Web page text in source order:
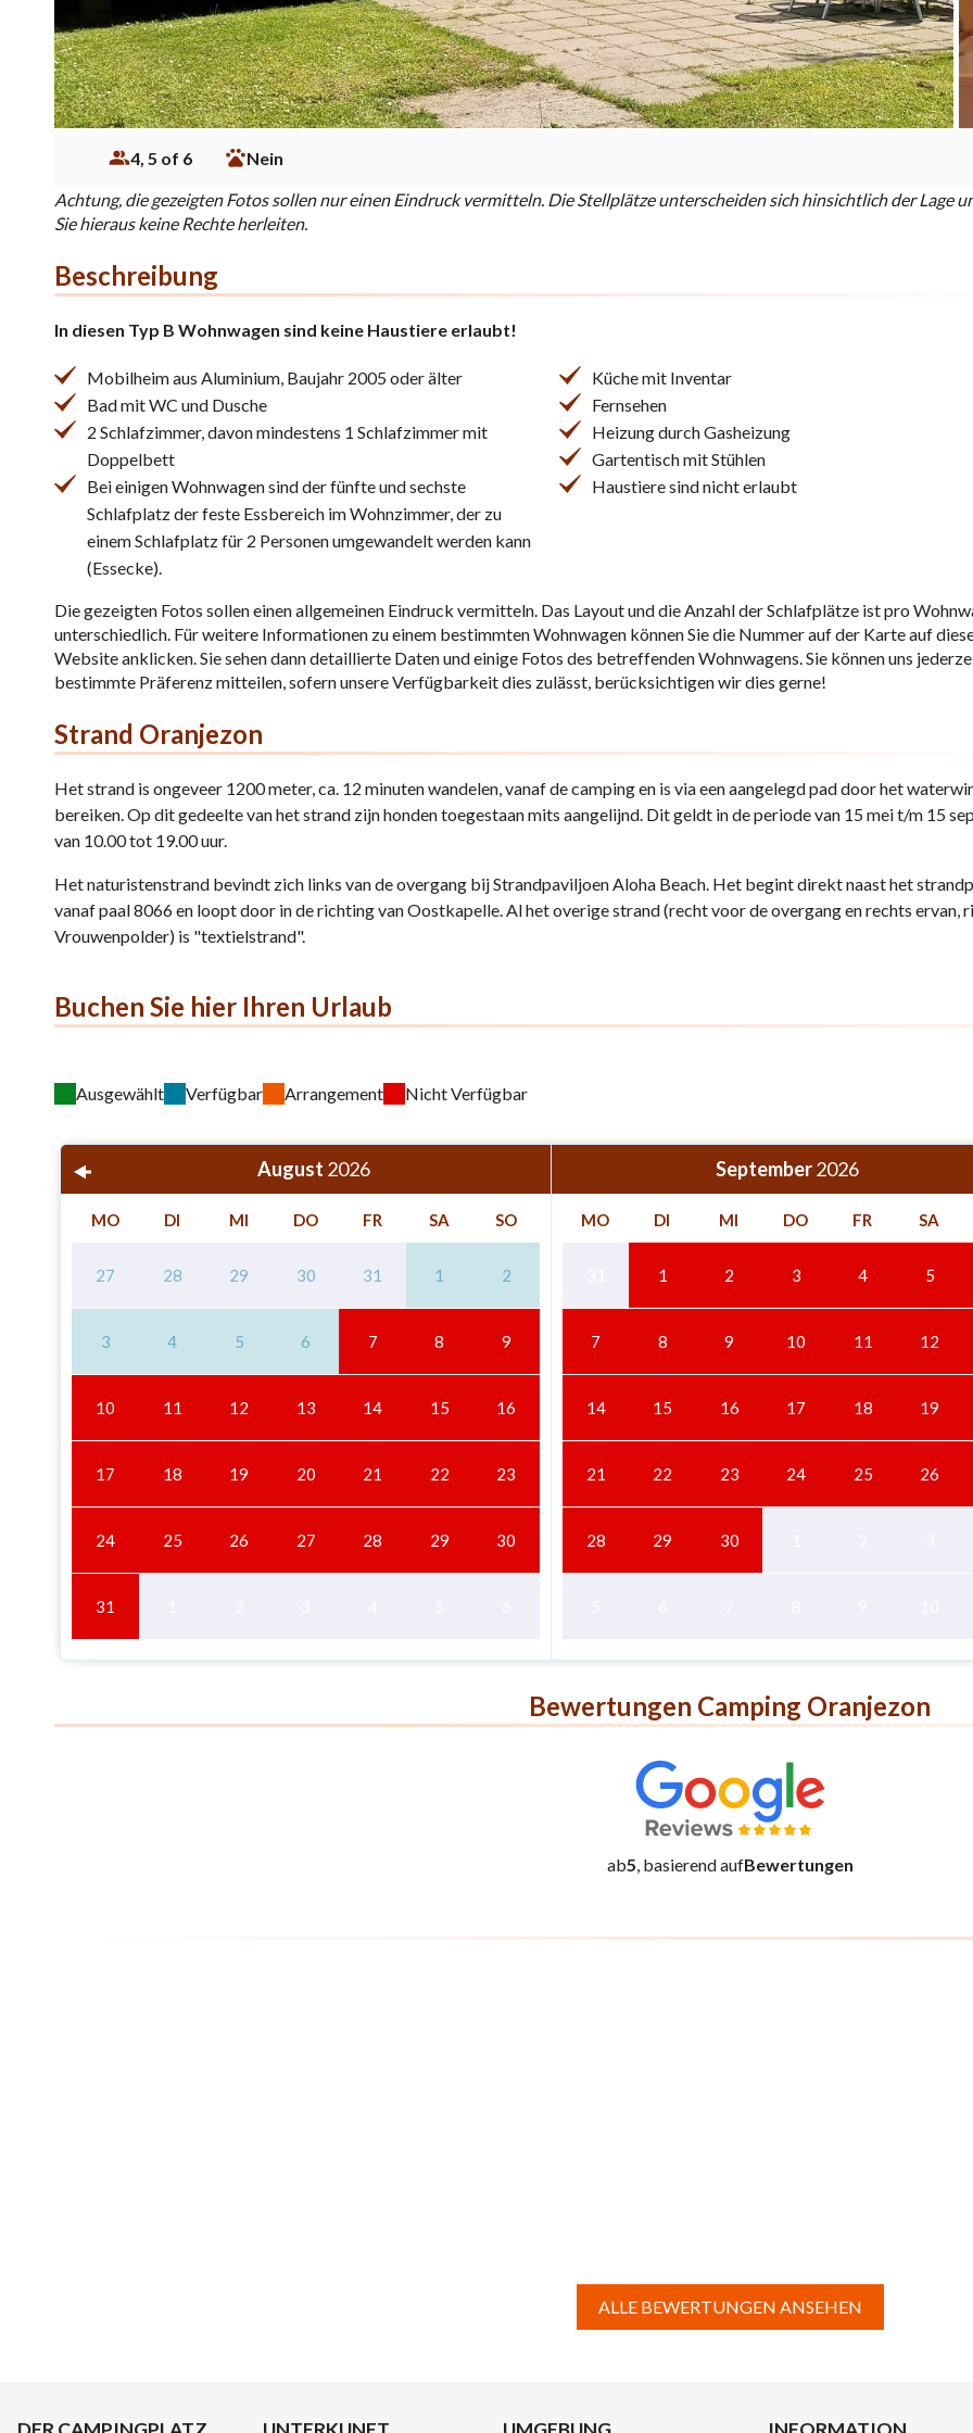
4, 5 of 6
Nein
Achtung, die gezeigten Fotos sollen nur einen Eindruck vermitteln. Die Stellplätze unterscheiden sich hinsichtlich der Lage
Sie hieraus keine Rechte herleiten.
Beschreibung
In diesen Typ B Wohnwagen sind keine Haustiere erlaubt!
Mobilheim aus Aluminium, Baujahr 2005 oder älter
Bad mit WC und Dusche
2 Schlafzimmer, davon mindestens 1 Schlafzimmer mit
Doppelbett
Bei einigen Wohnwagen sind der fünfte und sechste
Schlafplatz der feste Essbereich im Wohnzimmer, der zu
einem Schlafplatz für 2 Personen umgewandelt werden kann
(Essecke).
Küche mit Inventar
Fernsehen
Heizung durch Gasheizung
Gartentisch mit Stühlen
Haustiere sind nicht erlaubt
Die gezeigten Fotos sollen einen allgemeinen Eindruck vermitteln. Das Layout und die Anzahl der Schlafplätze ist pro
unterschiedlich. Für weitere Informationen zu einem bestimmten Wohnwagen können Sie die Nummer auf der Karte auf
Website anklicken. Sie sehen dann detaillierte Daten und einige Fotos des betreffenden Wohnwagens. Sie können uns
bestimmte Präferenz mitteilen, sofern unsere Verfügbarkeit dies zulässt, berücksichtigen wir dies gerne!
Strand Oranjezon
Het strand is ongeveer 1200 meter, ca. 12 minuten wandelen, vanaf de camping en is via een aangelegd pad door het
bereiken. Op dit gedeelte van het strand zijn honden toegestaan mits aangelijnd. Dit geldt in de periode van 15 mei t/m 15
van 10.00 tot 19.00 uur.
Het naturistenstrand bevindt zich links van de overgang bij Strandpaviljoen Aloha Beach. Het begint direkt naast het
vanaf paal 8066 en loopt door in de richting van Oostkapelle. Al het overige strand (recht voor de overgang en rechts ervan,
Vrouwenpolder) is "textielstrand".
Buchen Sie hier Ihren Urlaub
Ausgewählt Verfügbar Arrangement Nicht Verfügbar
August 2026
MO DI MI DO FR SA SO
27 28 29 30 31 1 2
3 4 5 6 7 8 9
10 11 12 13 14 15 16
17 18 19 20 21 22 23
24 25 26 27 28 29 30
31
September2026
MO DI MI DO FR SA
1 2 3 4 5
7 8 9 10 11 12
14 15 16 17 18 19
21 22 23 24 25 26
28 29 30
Bewertungen Camping Oranjezon
ab5, basierend aufBewertungen
ALLE BEWERTUNGEN ANSEHEN